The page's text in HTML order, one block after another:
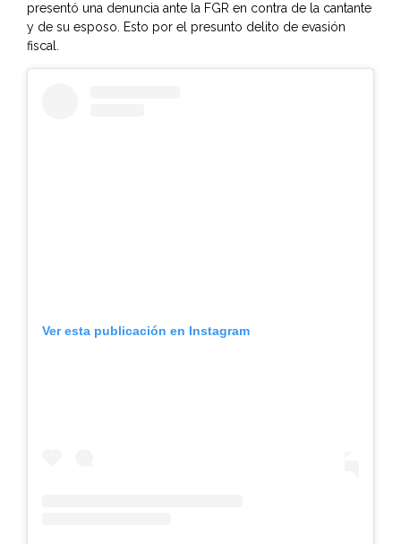
presentó una denuncia ante la FGR en contra de la cantante
y de su esposo. Esto por el presunto delito de evasión
fiscal.
Ver esta publicación en Instagram